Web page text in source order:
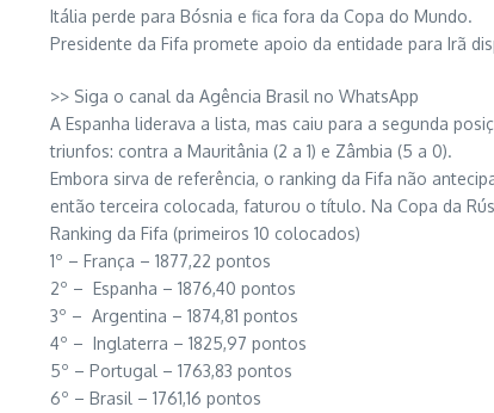
Itália perde para Bósnia e fica fora da Copa do Mundo.
Presidente da Fifa promete apoio da entidade para Irã
>> Siga o canal da Agência Brasil no WhatsApp
A Espanha liderava a lista, mas caiu para a segunda
triunfos: contra a Mauritânia (2 a 1) e Zâmbia (5 a 0).
Embora sirva de referência, o ranking da Fifa não
então terceira colocada, faturou o título. Na Copa da
Ranking da Fifa (primeiros 10 colocados)
1º – França – 1877,22 pontos
2º – Espanha – 1876,40 pontos
3º – Argentina – 1874,81 pontos
4º – Inglaterra – 1825,97 pontos
5º – Portugal – 1763,83 pontos
6º – Brasil – 1761,16 pontos